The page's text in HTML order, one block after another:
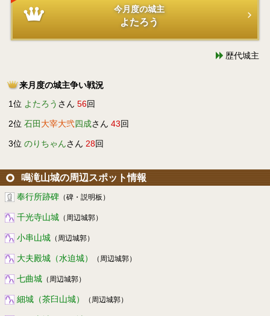
今月度の城主
よたろう
歴代城主
来月度の城主争い戦況
1位 よたろう さん 56回
2位 石田 大宰大弐四成さん 43回
3位 のりちゃんさん 28回
鳴滝山城の周辺スポット情報
奉行所跡碑 （碑・説明板）
千光寺山城 （周辺城郭）
小串山城 （周辺城郭）
大夫殿城（水迫城） （周辺城郭）
七曲城 （周辺城郭）
細城（茶臼山城） （周辺城郭）